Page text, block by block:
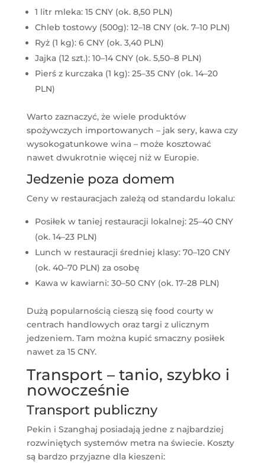
1 litr mleka: 15 CNY (ok. 8,50 PLN)
Chleb tostowy (500g): 12–18 CNY (ok. 7–10 PLN)
Ryż (1 kg): 6 CNY (ok. 3,40 PLN)
Jajka (12 szt.): 10–14 CNY (ok. 5,50–8 PLN)
Pierś z kurczaka (1 kg): 25–35 CNY (ok. 14–20
PLN)
Warto zaznaczyć, że wiele produktów
spożywczych importowanych – jak sery, kawa czy
wysokogatunkowe wina – może kosztować
nawet dwukrotnie więcej niż w Europie.
Jedzenie poza domem
Ceny w restauracjach zależą od standardu lokalu:
Posiłek w taniej restauracji lokalnej: 25–40 CNY
(ok. 14–23 PLN)
Lunch w restauracji średniej klasy: 70–120 CNY
(ok. 40–70 PLN) za osobę
Kawa w kawiarni: 30–50 CNY (ok. 17–28 PLN)
Dużą popularnością cieszą się food courty w
centrach handlowych oraz targi z ulicznym
jedzeniem. Tam można kupić smaczny posiłek
nawet za 15 CNY.
Transport – tanio, szybko i
nowocześnie
Transport publiczny
Pekin i Szanghaj posiadają jedne z najbardziej
rozwiniętych systemów metra na świecie. Koszty
są bardzo przyjazne dla kieszeni: